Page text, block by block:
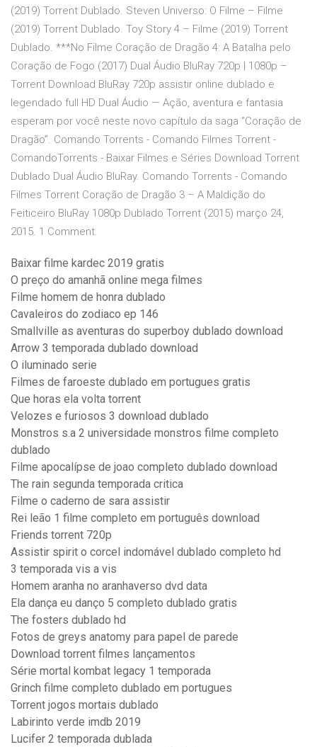
(2019) Torrent Dublado. Steven Universo: O Filme – Filme
(2019) Torrent Dublado. Toy Story 4 – Filme (2019) Torrent
Dublado. ***No Filme Coração de Dragão 4: A Batalha pelo
Coração de Fogo (2017) Dual Áudio BluRay 720p | 1080p –
Torrent Download BluRay 720p assistir online dublado e
legendado full HD Dual Áudio — Ação, aventura e fantasia
esperam por você neste novo capítulo da saga “Coração de
Dragão”. Comando Torrents - Comando Filmes Torrent -
ComandoTorrents - Baixar Filmes e Séries Download Torrent
Dublado Dual Áudio BluRay. Comando Torrents - Comando
Filmes Torrent Coração de Dragão 3 – A Maldição do
Feiticeiro BluRay 1080p Dublado Torrent (2015) março 24,
2015. 1 Comment.
Baixar filme kardec 2019 gratis
O preço do amanhã online mega filmes
Filme homem de honra dublado
Cavaleiros do zodiaco ep 146
Smallville as aventuras do superboy dublado download
Arrow 3 temporada dublado download
O iluminado serie
Filmes de faroeste dublado em portugues gratis
Que horas ela volta torrent
Velozes e furiosos 3 download dublado
Monstros s.a 2 universidade monstros filme completo
dublado
Filme apocalípse de joao completo dublado download
The rain segunda temporada critica
Filme o caderno de sara assistir
Rei leão 1 filme completo em português download
Friends torrent 720p
Assistir spirit o corcel indomável dublado completo hd
3 temporada vis a vis
Homem aranha no aranhaverso dvd data
Ela dança eu danço 5 completo dublado gratis
The fosters dublado hd
Fotos de greys anatomy para papel de parede
Download torrent filmes lançamentos
Série mortal kombat legacy 1 temporada
Grinch filme completo dublado em portugues
Torrent jogos mortais dublado
Labirinto verde imdb 2019
Lucifer 2 temporada dublada